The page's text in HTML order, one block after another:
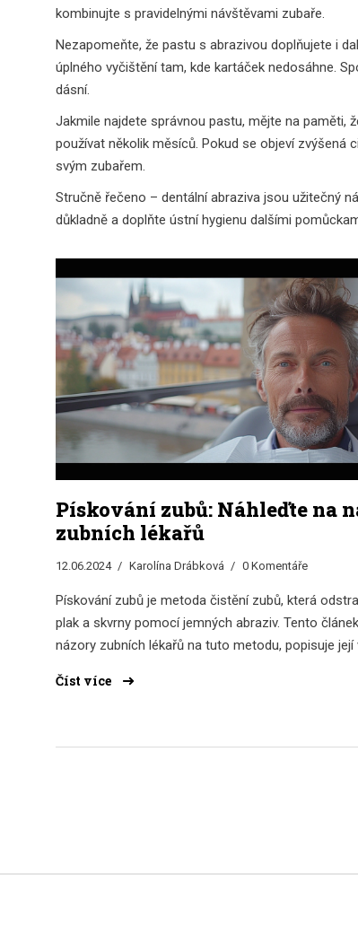
kombinujte s pravidelnými návštěvami zubaře.
Nezapomeňte, že pastu s abrazivou doplňujete i
úplného vyčištění tam, kde kartáček nedosáhne.
dásní.
Jakmile najdete správnou pastu, mějte na paměti,
používat několik měsíců. Pokud se objeví
svým zubařem.
Stručně řečeno – dentální abraziva jsou užitečný
důkladně a doplňte ústní hygienu dalšími
Pískování zubů: Náhleďte na
zubních lékařů
12.06.2024 Karolína Drábková 0 Komentáře
Pískování zubů je metoda čistění zubů, která
plak a skvrny pomocí jemných abraziv. Tento
názory zubních lékařů na tuto metodu, popisuje její
efektivní použití. Zaměříme se také na správnou
Číst více